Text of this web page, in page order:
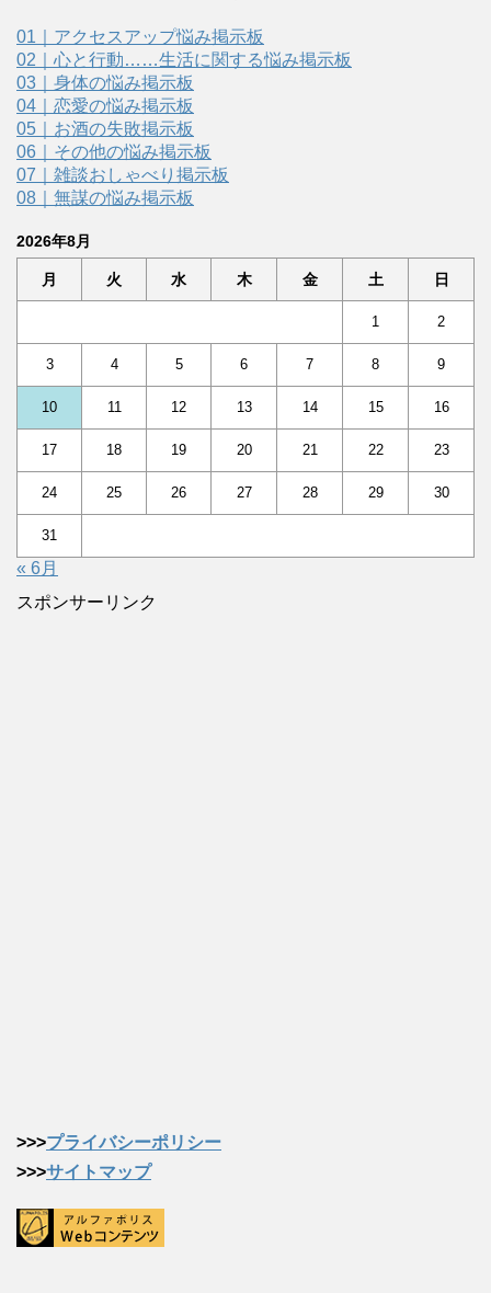
01｜アクセスアップ悩み掲示板
02｜心と行動……生活に関する悩み掲示板
03｜身体の悩み掲示板
04｜恋愛の悩み掲示板
05｜お酒の失敗掲示板
06｜その他の悩み掲示板
07｜雑談おしゃべり掲示板
08｜無謀の悩み掲示板
2026年8月
月 火 水 木 金 土 日
1 2
3 4 5 6 7 8 9
10 11 12 13 14 15 16
17 18 19 20 21 22 23
24 25 26 27 28 29 30
31
« 6月
スポンサーリンク
>>>プライバシーポリシー
>>>サイトマップ